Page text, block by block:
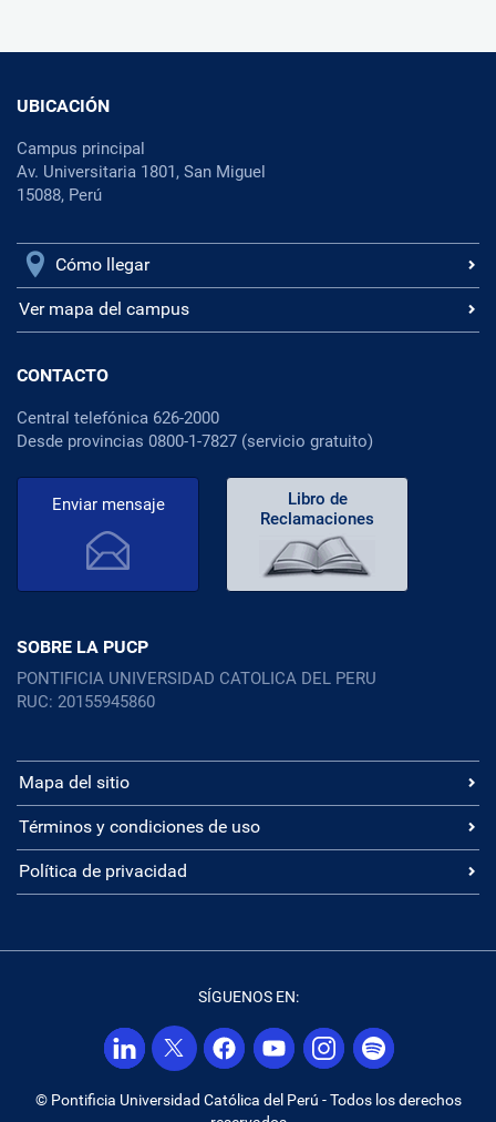
UBICACIÓN
Campus principal
Av. Universitaria 1801, San Miguel
15088, Perú
Cómo llegar
Ver mapa del campus
CONTACTO
Central telefónica 626-2000
Desde provincias 0800-1-7827 (servicio gratuito)
Enviar mensaje
Libro de
Reclamaciones
SOBRE LA PUCP
PONTIFICIA UNIVERSIDAD CATOLICA DEL PERU
RUC: 20155945860
Mapa del sitio
Términos y condiciones de uso
Política de privacidad
SÍGUENOS EN:
© Pontificia Universidad Católica del Perú - Todos los derechos